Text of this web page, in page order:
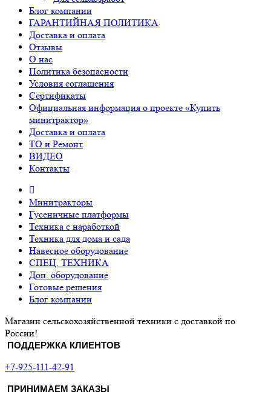
Блог компании
ГАРАНТИЙНАЯ ПОЛИТИКА
Доставка и оплата
Отзывы
О нас
Политика безопасности
Условия соглашения
Сертификаты
Официальная информация о проекте «Купить
минитрактор»
Доставка и оплата
ТО и Ремонт
ВИДЕО
Контакты
Минитракторы
Гусеничные платформы
Техника с наработкой
Техника для дома и сада
Навесное оборудование
СПЕЦ. ТЕХНИКА
Доп. оборудование
Готовые решения
Блог компании
Магазин сельскохозяйственной техники с доставкой по
России!
ПОДДЕРЖКА КЛИЕНТОВ
+7-925-111-42-91
ПРИНИМАЕМ ЗАКАЗЫ